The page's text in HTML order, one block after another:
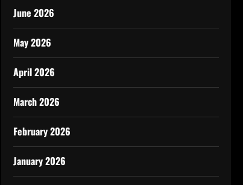
June 2026
May 2026
April 2026
March 2026
February 2026
January 2026